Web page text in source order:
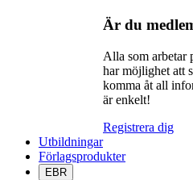
Är du
Alla som arbetar
har möjlighet att
komma åt all
är enkelt!
Registrera dig
Utbildningar
Förlagsprodukter
EBR